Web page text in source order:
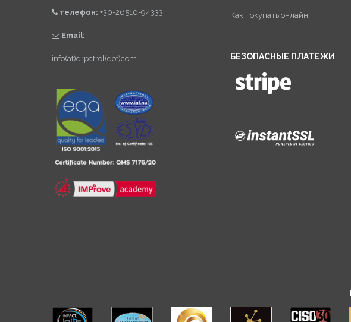
телефон: +30-26510-94333
Email:
info(at)qrpatrol(dot)com
Как покупать онлайн
БЕЗОПАСНЫЕ ПЛАТЕЖИ